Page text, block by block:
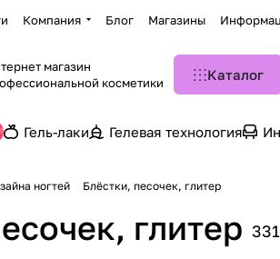
Компания Блог Магазины
магазин
косметики
Каталог
Гель-лаки Гелевая технология
ногтей Блёстки, песочек, глитер
глитер 331
Блёстки 3D
Палочки/
многоугольники